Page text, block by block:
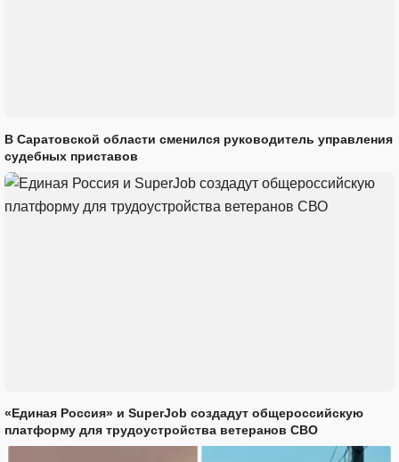
В Саратовской области сменился руководитель управления
судебных приставов
«Единая Россия» и SuperJob создадут общероссийскую
платформу для трудоустройства ветеранов СВО